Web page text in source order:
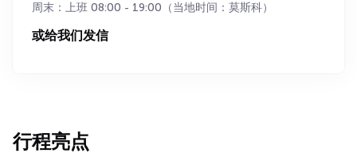
周末：上班 08:00 - 19:00（当地时间：莫斯科）
或给我们发信
行程亮点